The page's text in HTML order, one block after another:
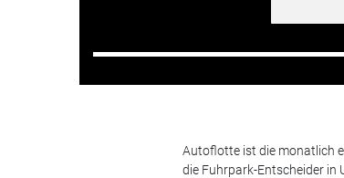
Autoflotte ist die monatlich
die Fuhrpark-Entscheider in